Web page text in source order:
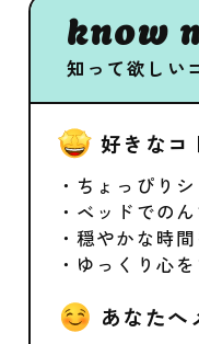
know
知って欲しい
好きなコ
・ちょっぴり
・ベッドでの
・穏やかな時
・ゆっくり心
あなたへ